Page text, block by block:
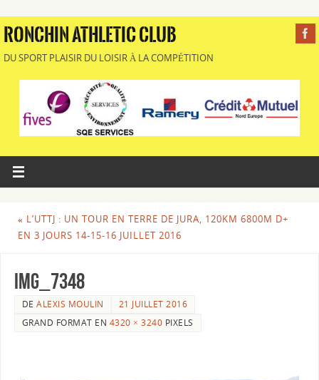
RONCHIN ATHLETIC CLUB
DU SPORT PLAISIR DU LOISIR À LA COMPÉTITION
« L’UTTJ : UN TOUR EN TERRE DE JURA, 120KM 6800M D+
EN 3 JOURS 14-15-16 JUILLET 2016
IMG_7348
DEALEXIS MOULIN
21 JUILLET 2016
GRAND FORMAT EN 4320 × 3240 PIXELS